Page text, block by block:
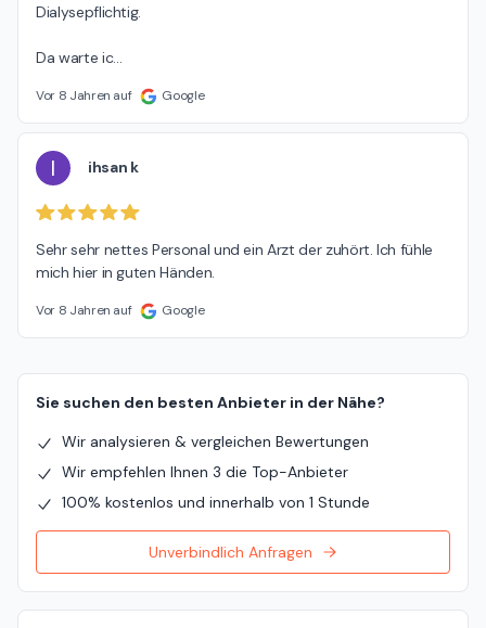
Dialysepflichtig.
Da warte ic…
Vor 8 Jahren auf Google
I ihsan k
Sehr sehr nettes Personal und ein Arzt der zuhört. Ich fühle
mich hier in guten Händen.
Vor 8 Jahren auf Google
Sie suchen den besten Anbieter in der Nähe?
Wir analysieren & vergleichen Bewertungen
Wir empfehlen Ihnen 3 die Top-Anbieter
100% kostenlos und innerhalb von 1 Stunde
Unverbindlich Anfragen